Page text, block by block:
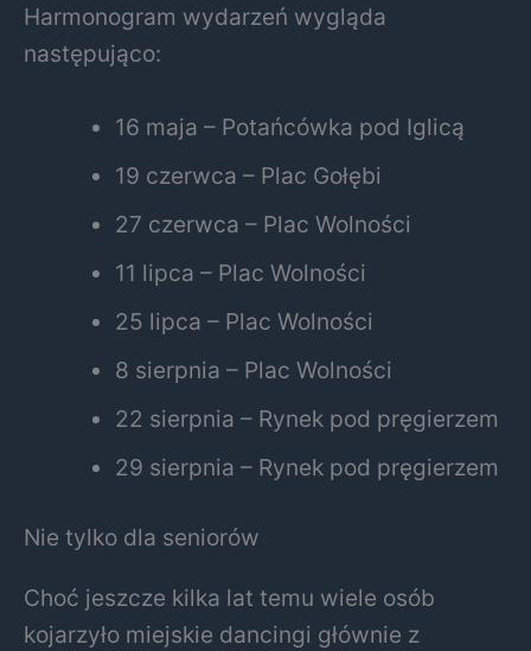
Harmonogram wydarzeń wygląda
następująco:
16 maja – Potańcówka pod Iglicą
19 czerwca – Plac Gołębi
27 czerwca – Plac Wolności
11 lipca – Plac Wolności
25 lipca – Plac Wolności
8 sierpnia – Plac Wolności
22 sierpnia – Rynek pod pręgierzem
29 sierpnia – Rynek pod pręgierzem
Nie tylko dla seniorów
Choć jeszcze kilka lat temu wiele osób
kojarzyło miejskie dancingi głównie z